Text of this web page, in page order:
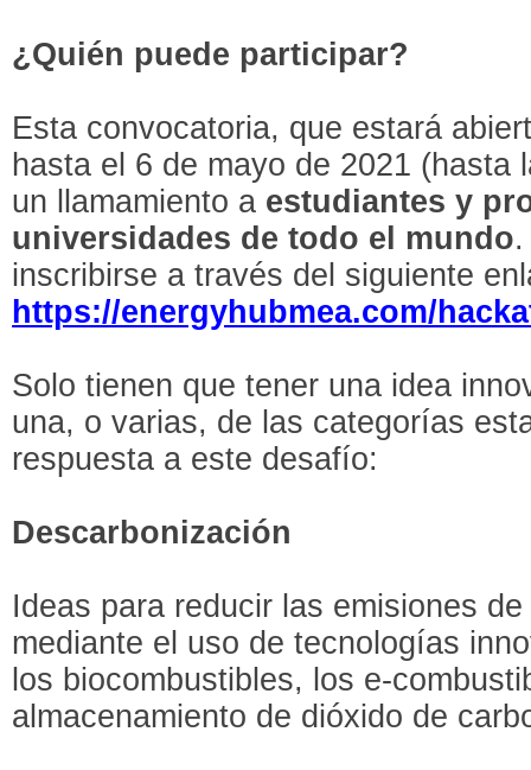
¿Quién puede participar?
Esta convocatoria, que estará
hasta el 6 de mayo de 2021 (hasta
un llamamiento a estudiantes y
universidades de todo el mundo
inscribirse a través del siguiente
https://energyhubmea.com/
Solo tienen que tener una idea
una, o varias, de las categorías
respuesta a este desafío:
Descarbonización
Ideas para reducir las emisiones
mediante el uso de tecnologías
los biocombustibles, los e-
almacenamiento de dióxido de